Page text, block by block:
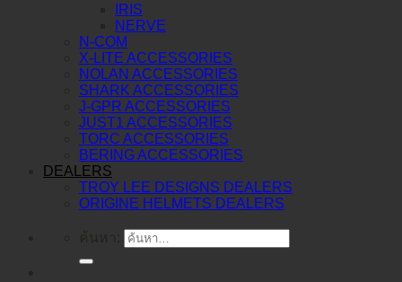
IRIS
NERVE
N-COM
X-LITE ACCESSORIES
NOLAN ACCESSORIES
SHARK ACCESSORIES
J-GPR ACCESSORIES
JUST1 ACCESSORIES
TORC ACCESSORIES
BERING ACCESSORIES
DEALERS
TROY LEE DESIGNS DEALERS
ORIGINE HELMETS DEALERS